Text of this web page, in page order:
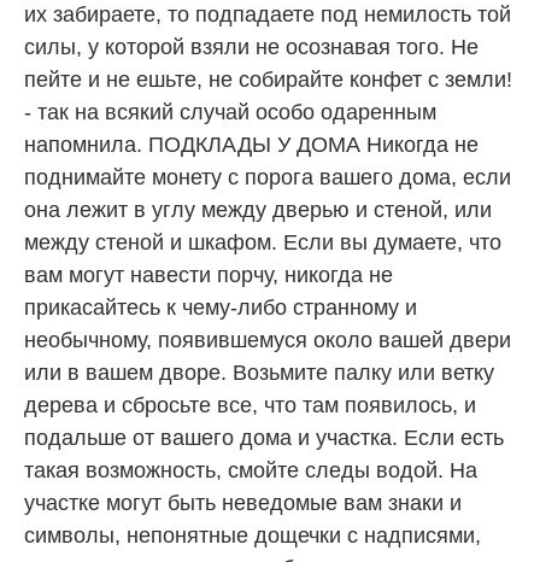
их забираете, то подпадаете под немилость той
силы, у которой взяли не осознавая того. Не
пейте и не ешьте, не собирайте конфет с земли!
- так на всякий случай особо одаренным
напомнила. ПОДКЛАДЫ У ДОМА Никогда не
поднимайте монету с порога вашего дома, если
она лежит в углу между дверью и стеной, или
между стеной и шкафом. Если вы думаете, что
вам могут навести порчу, никогда не
прикасайтесь к чему-либо странному и
необычному, появившемуся около вашей двери
или в вашем дворе. Возьмите палку или ветку
дерева и сбросьте все, что там появилось, и
подальше от вашего дома и участка. Если есть
такая возможность, смойте следы водой. На
участке могут быть неведомые вам знаки и
символы, непонятные дощечки с надписями,